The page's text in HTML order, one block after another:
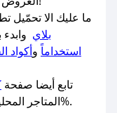
ما عليك الا
بلاي
استخداماًوأكواد
تابع أيضا صفحة
المتاجرفعالة 100%.